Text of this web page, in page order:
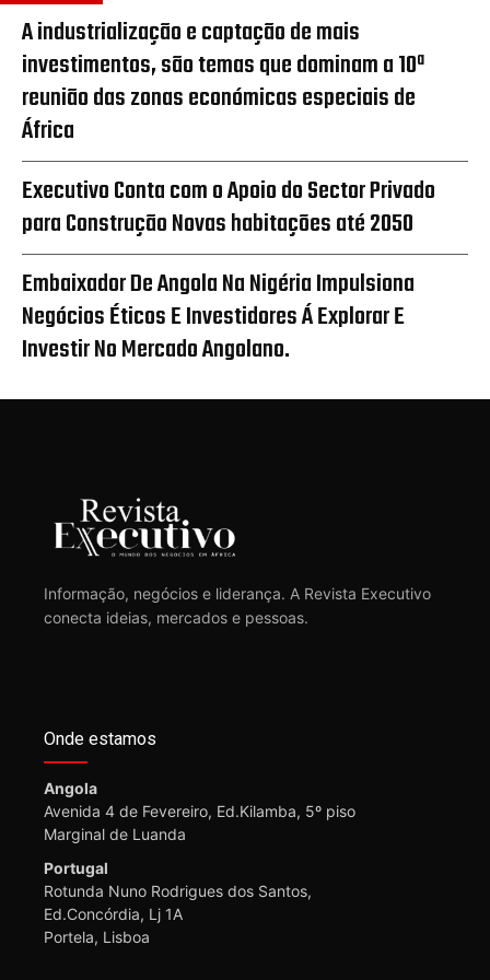
A industrialização e captação de mais
investimentos, são temas que dominam a 10ª
reunião das zonas económicas especiais de
África
Executivo Conta com o Apoio do Sector Privado
para Construção Novas habitações até 2050
Embaixador De Angola Na Nigéria Impulsiona
Negócios Éticos E Investidores Á Explorar E
Investir No Mercado Angolano.
Informação, negócios e liderança. A Revista Executivo
conecta ideias, mercados e pessoas.
Onde estamos
Angola
Avenida 4 de Fevereiro, Ed.Kilamba, 5º piso
Marginal de Luanda
Portugal
Rotunda Nuno Rodrigues dos Santos,
Ed.Concórdia, Lj 1A
Portela, Lisboa